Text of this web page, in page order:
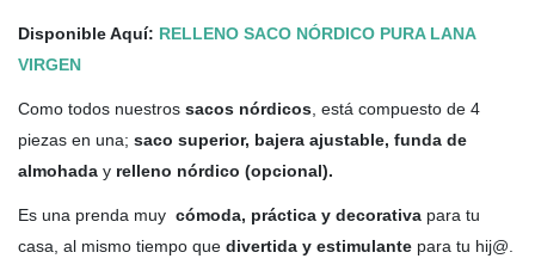
Disponible Aquí: RELLENO SACO NÓRDICO PURA LANA
VIRGEN
Como todos nuestros sacos nórdicos , está compuesto de 4
piezas en una; saco superior, bajera ajustable, funda de
almohada y relleno nórdico (opcional).
Es una prenda muy cómoda, práctica y decorativa para tu
casa, al mismo tiempo que divertida y estimulante para tu hij@.